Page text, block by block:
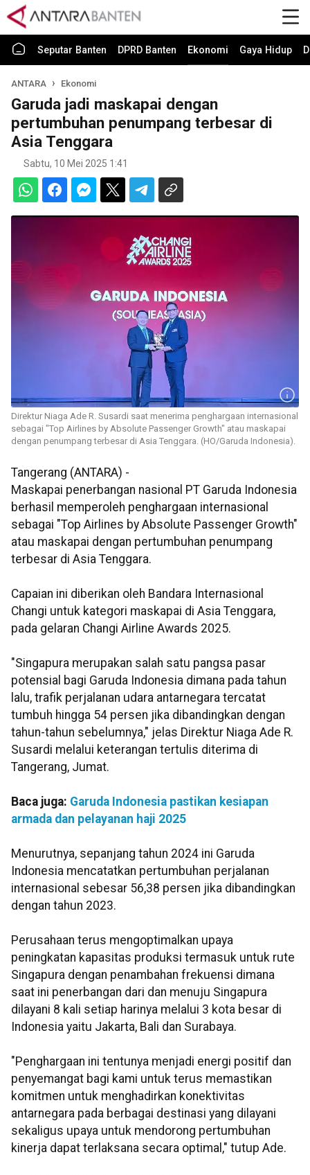
Seputar Banten DPRD Banten Ekonomi Gaya Hidup
ANTARA Ekonomi
Garuda jadi maskapai dengan
pertumbuhan penumpang terbesar di
Asia Tenggara
Sabtu, 10 Mei 2025 1:41
Direktur Niaga Ade R. Susardi saat menerima penghargaan internasional
sebagai "Top Airlines by Absolute Passenger Growth" atau maskapai
dengan penumpang terbesar di Asia Tenggara. (HO/Garuda Indonesia).
Tangerang (ANTARA) -
Maskapai penerbangan nasional PT Garuda Indonesia
berhasil memperoleh penghargaan internasional
sebagai "Top Airlines by Absolute Passenger Growth"
atau maskapai dengan pertumbuhan penumpang
terbesar di Asia Tenggara.
Capaian ini diberikan oleh Bandara Internasional
Changi untuk kategori maskapai di Asia Tenggara,
pada gelaran Changi Airline Awards 2025.
"Singapura merupakan salah satu pangsa pasar
potensial bagi Garuda Indonesia dimana pada tahun
lalu, trafik perjalanan udara antarnegara tercatat
tumbuh hingga 54 persen jika dibandingkan dengan
tahun-tahun sebelumnya," jelas Direktur Niaga Ade R.
Susardi melalui keterangan tertulis diterima di
Tangerang, Jumat.
Baca juga: Garuda Indonesia pastikan kesiapan
armada dan pelayanan haji 2025
Menurutnya, sepanjang tahun 2024 ini Garuda
Indonesia mencatatkan pertumbuhan perjalanan
internasional sebesar 56,38 persen jika dibandingkan
dengan tahun 2023.
Perusahaan terus mengoptimalkan upaya
peningkatan kapasitas produksi termasuk untuk rute
Singapura dengan penambahan frekuensi dimana
saat ini penerbangan dari dan menuju Singapura
dilayani 8 kali setiap harinya melalui 3 kota besar di
Indonesia yaitu Jakarta, Bali dan Surabaya.
"Penghargaan ini tentunya menjadi energi positif dan
penyemangat bagi kami untuk terus memastikan
komitmen untuk menghadirkan konektivitas
antarnegara pada berbagai destinasi yang dilayani
sekaligus upaya untuk mendorong pertumbuhan
kinerja dapat terlaksana secara optimal," tutup Ade.